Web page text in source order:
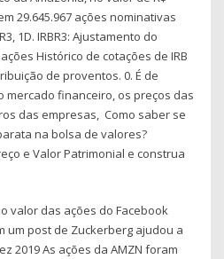
29.645.967 ações nominativas
1D. IRBR3: Ajustamento do
Histórico de cotações de IRB
de proventos. 0. É de
mercado financeiro, os preços das
das empresas, Como saber se
na bolsa de valores?
e Valor Patrimonial e construa
valor das ações do Facebook
um post de Zuckerberg ajudou a
2019 As ações da AMZN foram